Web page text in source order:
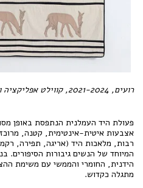
רועים, 2021-2024, קווילט אפליקציה ורקמה ידנית. צילום:טל ניסים
פעולת היד העמלנית הנתפסת באופן
אצבעות איטית-אינטימית, קטנה,
רבות, מלאכות היד (אריגה, תפירה,
המיוחד של הנשים גיבורות הסיפורים.
הידנית, החומרי והממשי עם משימת
מתגלה כקדוש.